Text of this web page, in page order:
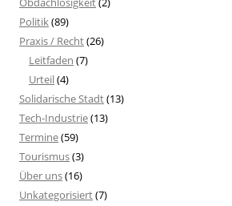
Politik(89)
Praxis / Recht(26)
Leitfaden (7)
Urteil(4)
Solidarische Stadt(13)
Tech-Industrie(13)
Termine(59)
Tourismus(3)
Über uns(16)
Unkategorisiert(7)